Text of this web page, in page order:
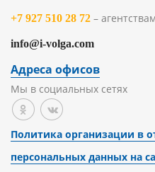
+7 927 510 28 72 – агентствам
info@i-volga.com
Адреса офисов
Мы в социальных сетях
Политика организации в
персональных данных на